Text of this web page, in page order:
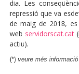
dia. Les
repressió que va
de maig de 2018,
web servidorscat.cat
actiu).
(*) veure més